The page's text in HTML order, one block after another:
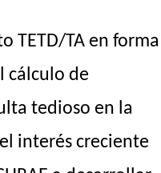
TETD/TA en forma
cálculo de
tedioso en la
interés creciente